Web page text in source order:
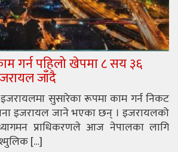
गर्न पहिलो खेपमा ८ सय ३६
जाँदै
इजरायलमा सुसारेका रूपमा काम गर्न निकट
इजरायल जाने भएका छन् । इजरायलको
प्राधिकरणले आज नेपालका लागि
[…]